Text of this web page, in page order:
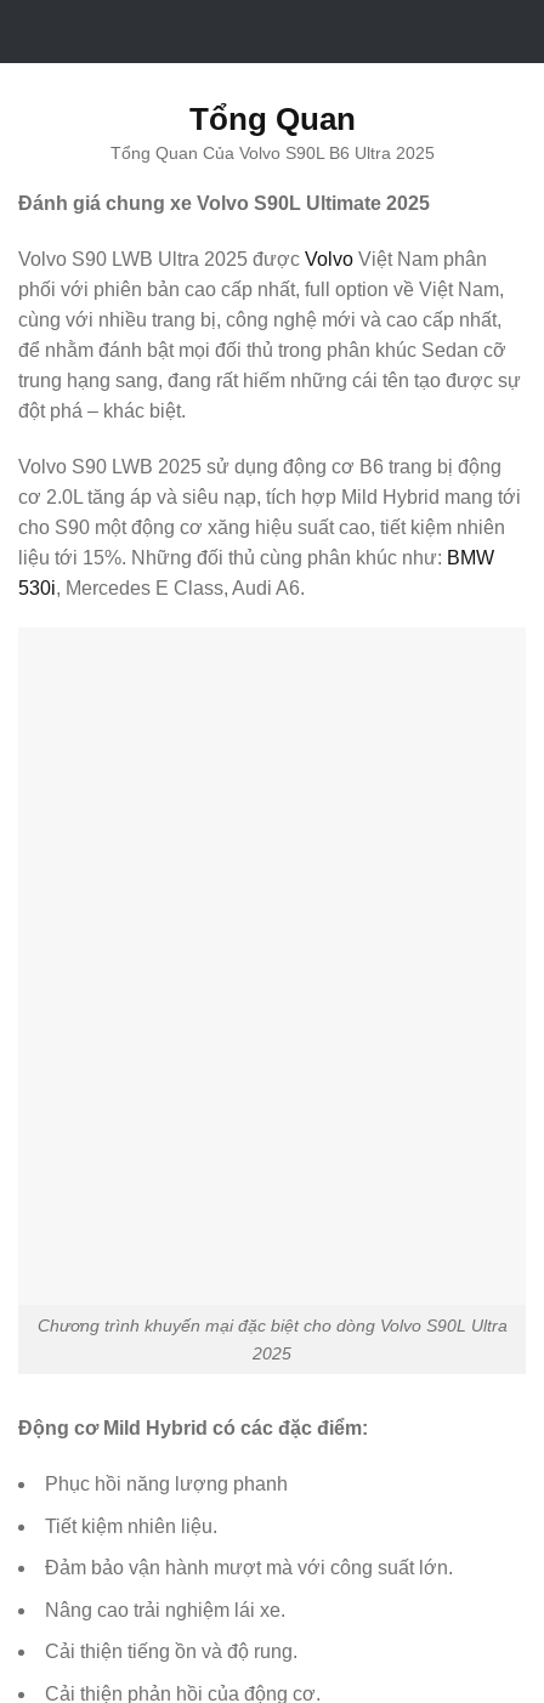
Tổng Quan
Tổng Quan Của Volvo S90L B6 Ultra 2025
Đánh giá chung xe Volvo S90L Ultimate 2025
Volvo S90 LWB Ultra 2025 được Volvo Việt Nam phân
phối với phiên bản cao cấp nhất, full option về Việt Nam,
cùng với nhiều trang bị, công nghệ mới và cao cấp nhất,
để nhằm đánh bật mọi đối thủ trong phân khúc Sedan cỡ
trung hạng sang, đang rất hiếm những cái tên tạo được sự
đột phá – khác biệt.
Volvo S90 LWB 2025 sử dụng động cơ B6 trang bị động
cơ 2.0L tăng áp và siêu nạp, tích hợp Mild Hybrid mang tới
cho S90 một động cơ xăng hiệu suất cao, tiết kiệm nhiên
liệu tới 15%. Những đối thủ cùng phân khúc như: BMW
530i, Mercedes E Class, Audi A6.
Chương trình khuyến mại đặc biệt cho dòng Volvo S90L Ultra
2025
Động cơ Mild Hybrid có các đặc điểm:
Phục hồi năng lượng phanh
Tiết kiệm nhiên liệu.
Đảm bảo vận hành mượt mà với công suất lớn.
Nâng cao trải nghiệm lái xe.
Cải thiện tiếng ồn và độ rung.
Cải thiện phản hồi của động cơ.